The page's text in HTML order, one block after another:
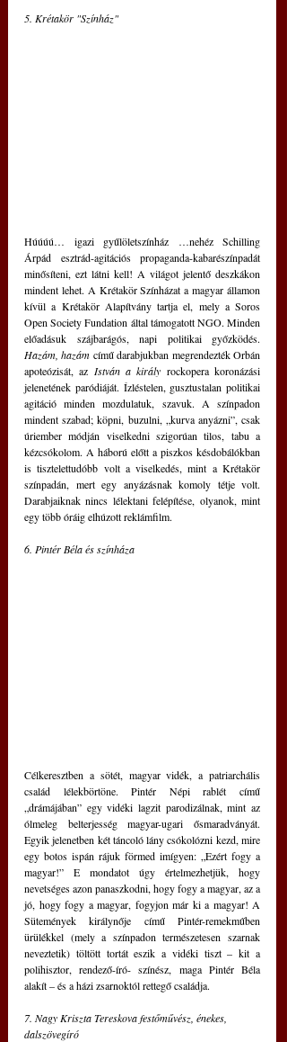
5. Krétakör "Színház"
Húúúú… igazi gyűlöletszínház …nehéz Schilling
Árpád esztrád-agitációs propaganda-kabarészínpadát
minősíteni, ezt látni kell! A világot jelentő deszkákon
mindent lehet. A Krétakör Színházat a magyar államon
kívül a Krétakör Alapítvány tartja el, mely a Soros
Open Society Fundation által támogatott NGO. Minden
Hazám, hazám című darabjukban megrendezték Orbán
apoteózisát, az István a király rockopera koronázási
jelenetének paródiáját. Ízléstelen, gusztustalan politikai
agitáció minden mozdulatuk, szavuk. A színpadon
mindent szabad; köpni, buzulni, „kurva anyázni”, csak
úriember módján viselkedni szigorúan tilos, tabu a
kézcsókolom. A háború előtt a piszkos késdobálókban
is tisztelettudóbb volt a viselkedés, mint a Krétakör
színpadán, mert egy anyázásnak komoly tétje volt.
Darabjaiknak nincs lélektani felépítése, olyanok, mint
egy több óráig elhúzott reklámfilm.
6. Pintér Béla és színháza
Célkeresztben a sötét, magyar vidék, a patriarchális
család lélekbörtöne. Pintér Népi rablét című
„drámájában” egy vidéki lagzit parodizálnak, mint az
ólmeleg belterjesség magyar-ugari ősmaradványát.
Egyik jelenetben két táncoló lány csókolózni kezd, mire
egy botos ispán rájuk förmed imígyen: „Ezért fogy a
magyar!” E mondatot úgy értelmezhetjük, hogy
nevetséges azon panaszkodni, hogy fogy a magyar, az a
jó, hogy fogy a magyar, fogyjon már ki a magyar! A
Sütemények királynője című Pintér-remekműben
ürülékkel (mely a színpadon természetesen szarnak
neveztetik) töltött tortát eszik a vidéki tiszt – kit a
polihisztor, rendező-író- színész, maga Pintér Béla
alakít – és a házi zsarnoktól rettegő családja.
7. Nagy Kriszta Tereskova festőművész, énekes,
dalszövegíró